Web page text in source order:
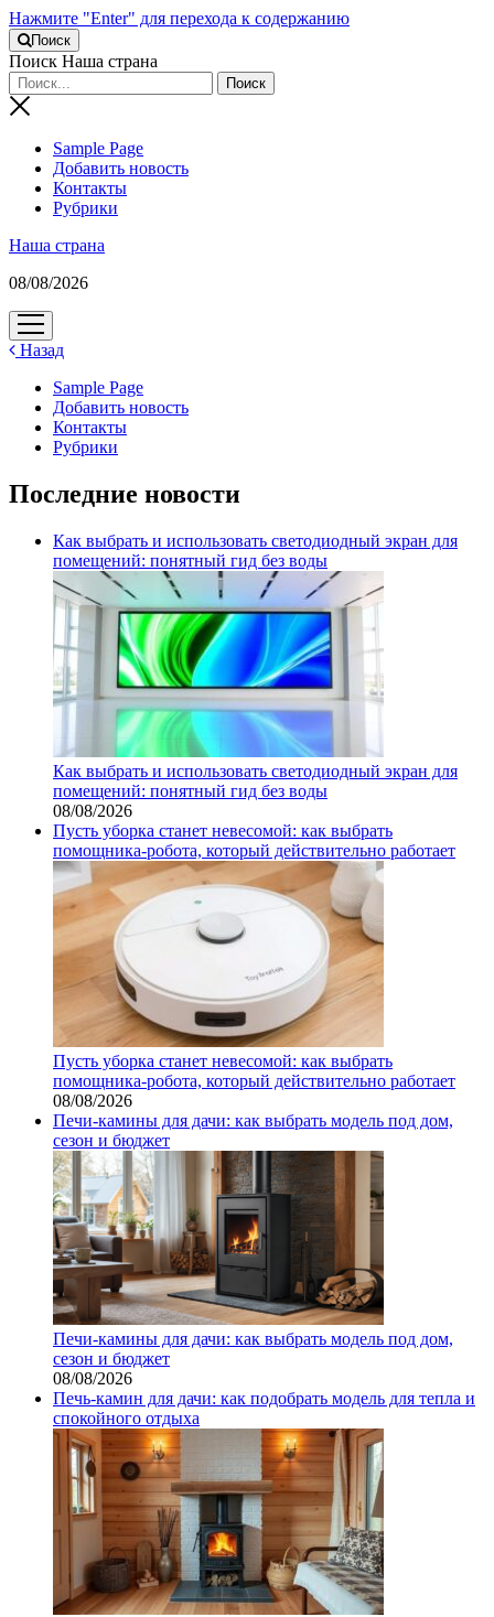
Нажмите "Enter" для перехода к содержанию
Поиск
Поиск Наша страна
Sample Page
Добавить новость
Контакты
Рубрики
Наша страна
08/08/2026
открыть
меню
Назад
Sample Page
Добавить новость
Контакты
Рубрики
Последние новости
Как выбрать и использовать светодиодный экран для
помещений: понятный гид без воды
Как выбрать и использовать светодиодный экран для
помещений: понятный гид без воды
08/08/2026
Пусть уборка станет невесомой: как выбрать
помощника‑робота, который действительно работает
Пусть уборка станет невесомой: как выбрать
помощника‑робота, который действительно работает
08/08/2026
Печи-камины для дачи: как выбрать модель под дом,
сезон и бюджет
Печи-камины для дачи: как выбрать модель под дом,
сезон и бюджет
08/08/2026
Печь-камин для дачи: как подобрать модель для тепла и
спокойного отдыха